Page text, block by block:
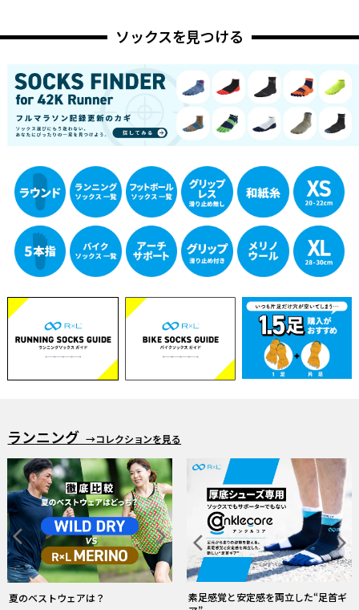
ソックスを見つける
ランニング →コレクションを見る
「RUN✕DINIM」 デニムなのに走れる 雨の日ウェア・ソックス特集
常にドライ！和紙糸ソックス